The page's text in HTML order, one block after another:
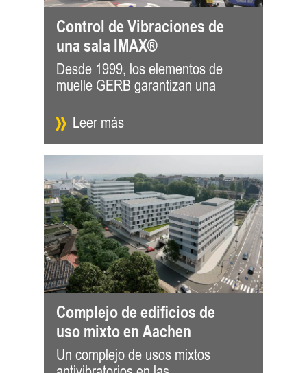
Control de Vibraciones de
una sala IMAX®
Desde 1999, los elementos de
muelle GERB garantizan una
experiencia cinematográfica
agradable sin ruidos molestos
procedentes del exterior. Con un
Leer más
Complejo de edificios de
uso mixto en Aachen
Un complejo de usos mixtos
inmediaciones de la estación
Repartidos en cinco edificios y casi